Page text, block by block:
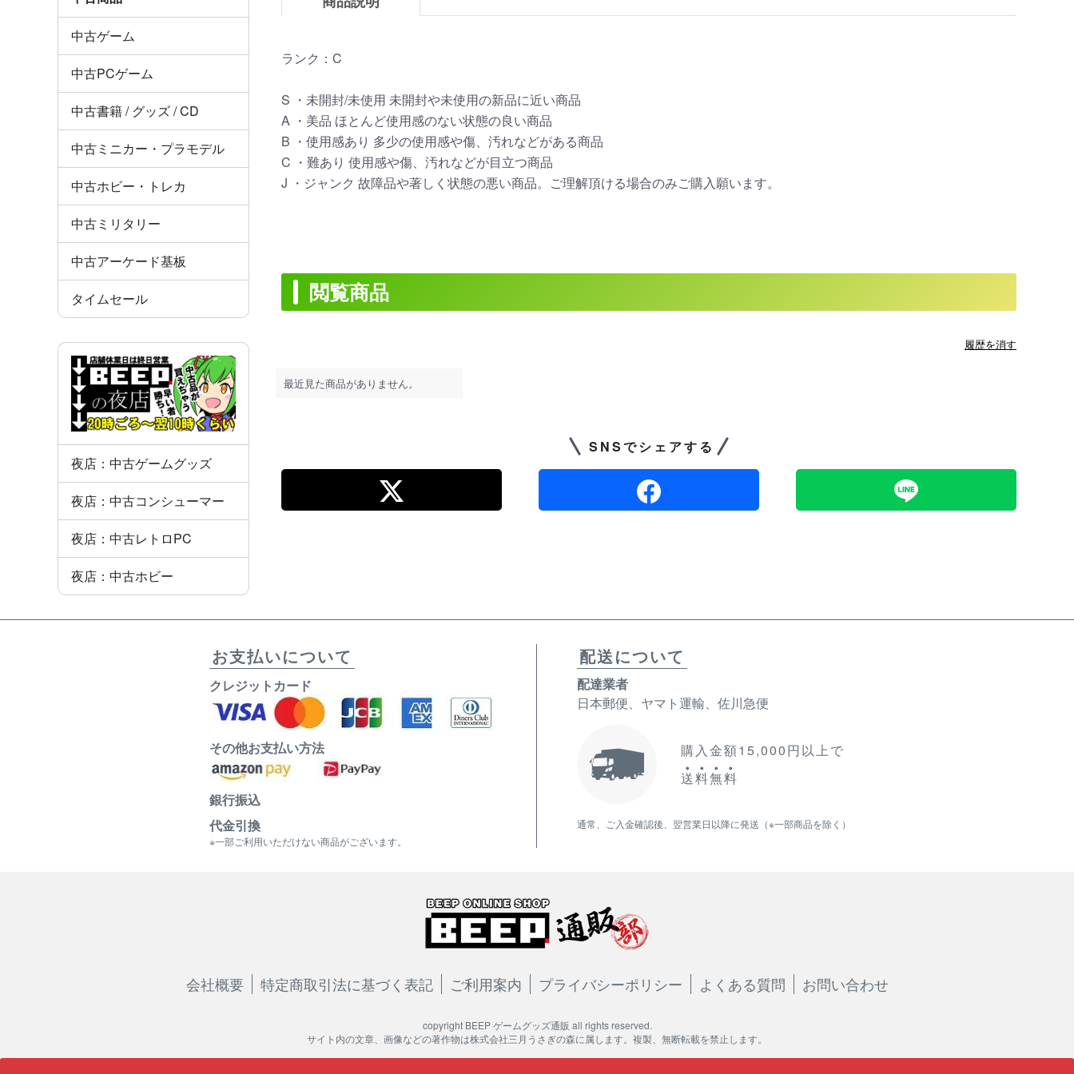
中古ゲーム
中古PCゲーム
中古書籍 / グッズ / CD
中古ミニカー・プラモデル
中古ホビー・トレカ
中古ミリタリー
中古アーケード基板
タイムセール
夜店：中古ゲームグッズ
夜店：中古コンシューマー
夜店：中古レトロPC
夜店：中古ホビー
ランク：C
S ・未開封/未使用 未開封や未使用の新品に近い商品
A ・美品 ほとんど使用感のない状態の良い商品
B ・使用感あり 多少の使用感や傷、汚れなどがある商品
C ・難あり 使用感や傷、汚れなどが目立つ商品
J ・ジャンク 故障品や著しく状態の悪い商品。ご理解頂ける場合のみご購入願います。
閲覧商品
履歴を消す
最近見た商品がありません。
SNSでシェアする
お支払いについて
クレジットカード
その他お支払い方法
銀行振込
代金引換
※一部ご利用いただけない商品がございます。
配送について
配達業者
日本郵便、ヤマト運輸、佐川急便
購入金額15,000円以上で
送料無料
通常、ご入金確認後、翌営業日以降に発送（※一部商品を除く）
会社概要 特定商取引法に基づく表記 ご利用案内 プライバシーポリシー よくある質問 お問い合わせ
copyright BEEP ゲームグッズ通販 all rights reserved.
サイト内の文章、画像などの著作物は株式会社三月うさぎの森に属します。複製、無断転載を禁止します。